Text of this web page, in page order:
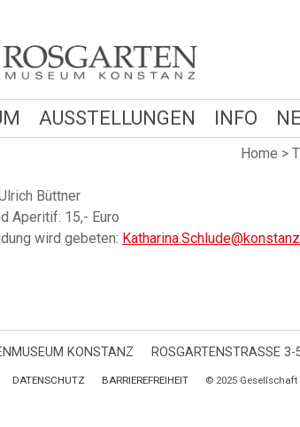
AUSSTELLUNGEN INFO
Home >
Büttner
Aperitif: 15,- Euro
wird gebeten:
KONSTANZ ROSGARTENSTRASSE 3-
DATENSCHUTZ BARRIEREFREIHEIT © 2025